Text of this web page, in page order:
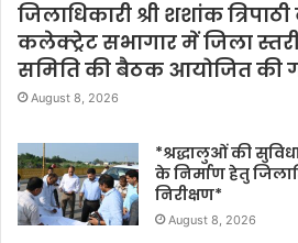
जिलाधिकारी श्री शशांक
कलेक्ट्रेट सभागार में जिला
समिति की बैठक आयोजित की
August 8, 2026
*श्रद्धालुओं की
के निर्माण हेतु
निरीक्षण*
August 8, 2026